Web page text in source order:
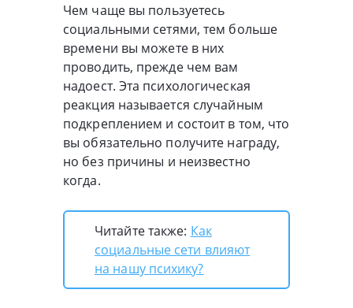
Чем чаще вы пользуетесь
социальными сетями, тем больше
времени вы можете в них
проводить, прежде чем вам
надоест. Эта психологическая
реакция называется случайным
подкреплением и состоит в том, что
вы обязательно получите награду,
но без причины и неизвестно
когда.
Читайте также: Как
социальные сети влияют
на нашу психику?